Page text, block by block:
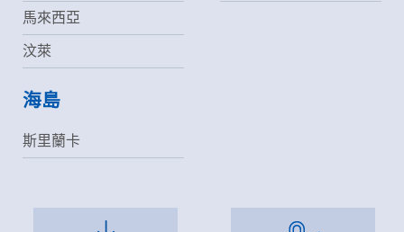
倘若您發現有任何非經授權的第三者使用您的帳號進行任何詢
問或訂購時，請立即通知本站。
馬來西亞
汶萊
海島
斯里蘭卡